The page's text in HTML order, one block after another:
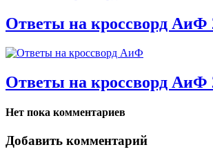
Ответы на кроссворд АиФ
Ответы на кроссворд АиФ
Нет пока комментариев
Добавить комментарий